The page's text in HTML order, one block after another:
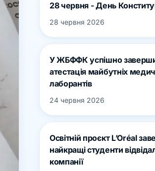
28 червня - День
28 червня 2026
У ЖБФФК успішно
атестація майбутніх
лаборантів
24 червня 2026
Освітній проєкт L’Oréal
найкращі студенти
компанії